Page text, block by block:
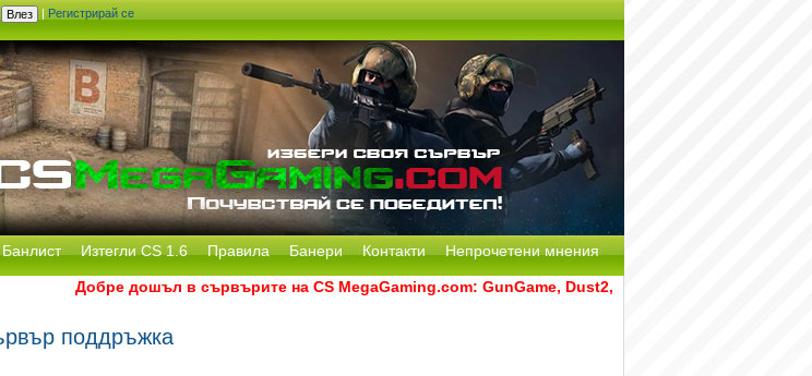
| Регистрирай се
Банлист Изтегли CS 1.6 Правила Банери Контакти Непрочетени мнения
Добре дошъл в сървърите на CS MegaGaming.com: GunGame, Dust2, CS:GO Remake [Multi-
поддръжка